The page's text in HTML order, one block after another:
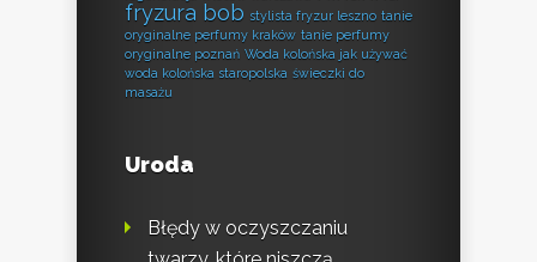
fryzura bob stylista fryzur leszno tanie
oryginalne perfumy kraków tanie perfumy
oryginalne poznań Woda kolońska jak używać
woda kolońska staropolska świeczki do
masażu
Uroda
Błędy w oczyszczaniu